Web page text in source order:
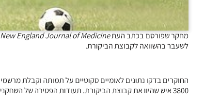
מחקר שפורסם בכתב העתNew England Journal of Medicine
לשעבר בהשוואה לקבוצת הביקורת.
3800 איש שהיוו את קבוצת הביקורת. תעודות הפטירה של השחקנים ציינו ניוון עצבי כגורם תמותה לעיתים קרובות יותר (1.7% לעומת 0.5%).